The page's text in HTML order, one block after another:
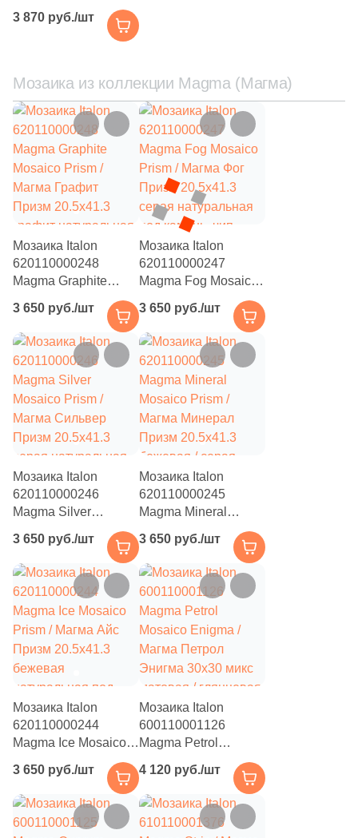
Stynul ( 6)
Tagina (1)
Tau Ceramica (10
Terracotta (6)
Undefasa (17)
Unicer ( 12)
Unitile (Шахтинская Плитка) (12)
Vallelunga (3)
Versace (5 )
Villeroy&Boch ( 12)
Vitra (27)
WOW ( 6)
ZYX (2)
Нефрит Керамика ( 91)
3D мозаика ( 8)
3D узор (48)
Diamond (1)
Абстракция (
Античность (43
)
Бетон (378)
Бусины ( )
Волнистая (52 )
Магма Айс / Magma
Ice Brick 3D 30x80
натуральный / 3D/
камень
3 870 руб./шт
Мозаика из коллекции Magma (Магма)
Мозаика Italon
620110000248
Magma Graphite
Магма Графит
Призм 20.5x41.3
графит натуральная
под камень, чип
пятиугольный
3 650 руб./шт
Мозаика Italon
620110000247
Magma Fog Mosaico
Prism / Магма Фог
Призм 20.5x41.3
серая натуральная
под камень, чип
пятиугольный
3 650 руб./шт
Мозаика Italon
620110000246
Magma Silver
Магма Сильвер
Призм 20.5x41.3
серая натуральная
под камень, чип
пятиугольный
3 650 руб./шт
Мозаика Italon
620110000245
Magma Mineral
Магма Минерал
Призм 20.5x41.3
бежевая / серая
натуральная под
камень, чип
пятиугольный
3 650 руб./шт
Мозаика Italon
620110000244
Magma Ice Mosaico
Prism / Магма Айс
Призм 20.5x41.3
бежевая
натуральная под
камень, чип
3 650 руб./шт
Мозаика Italon
600110001126
Magma Petrol
Магма Петрол
Энигма 30x30 микс
матовая / глянцевая
с орнаментом, чип
4 120 руб./шт